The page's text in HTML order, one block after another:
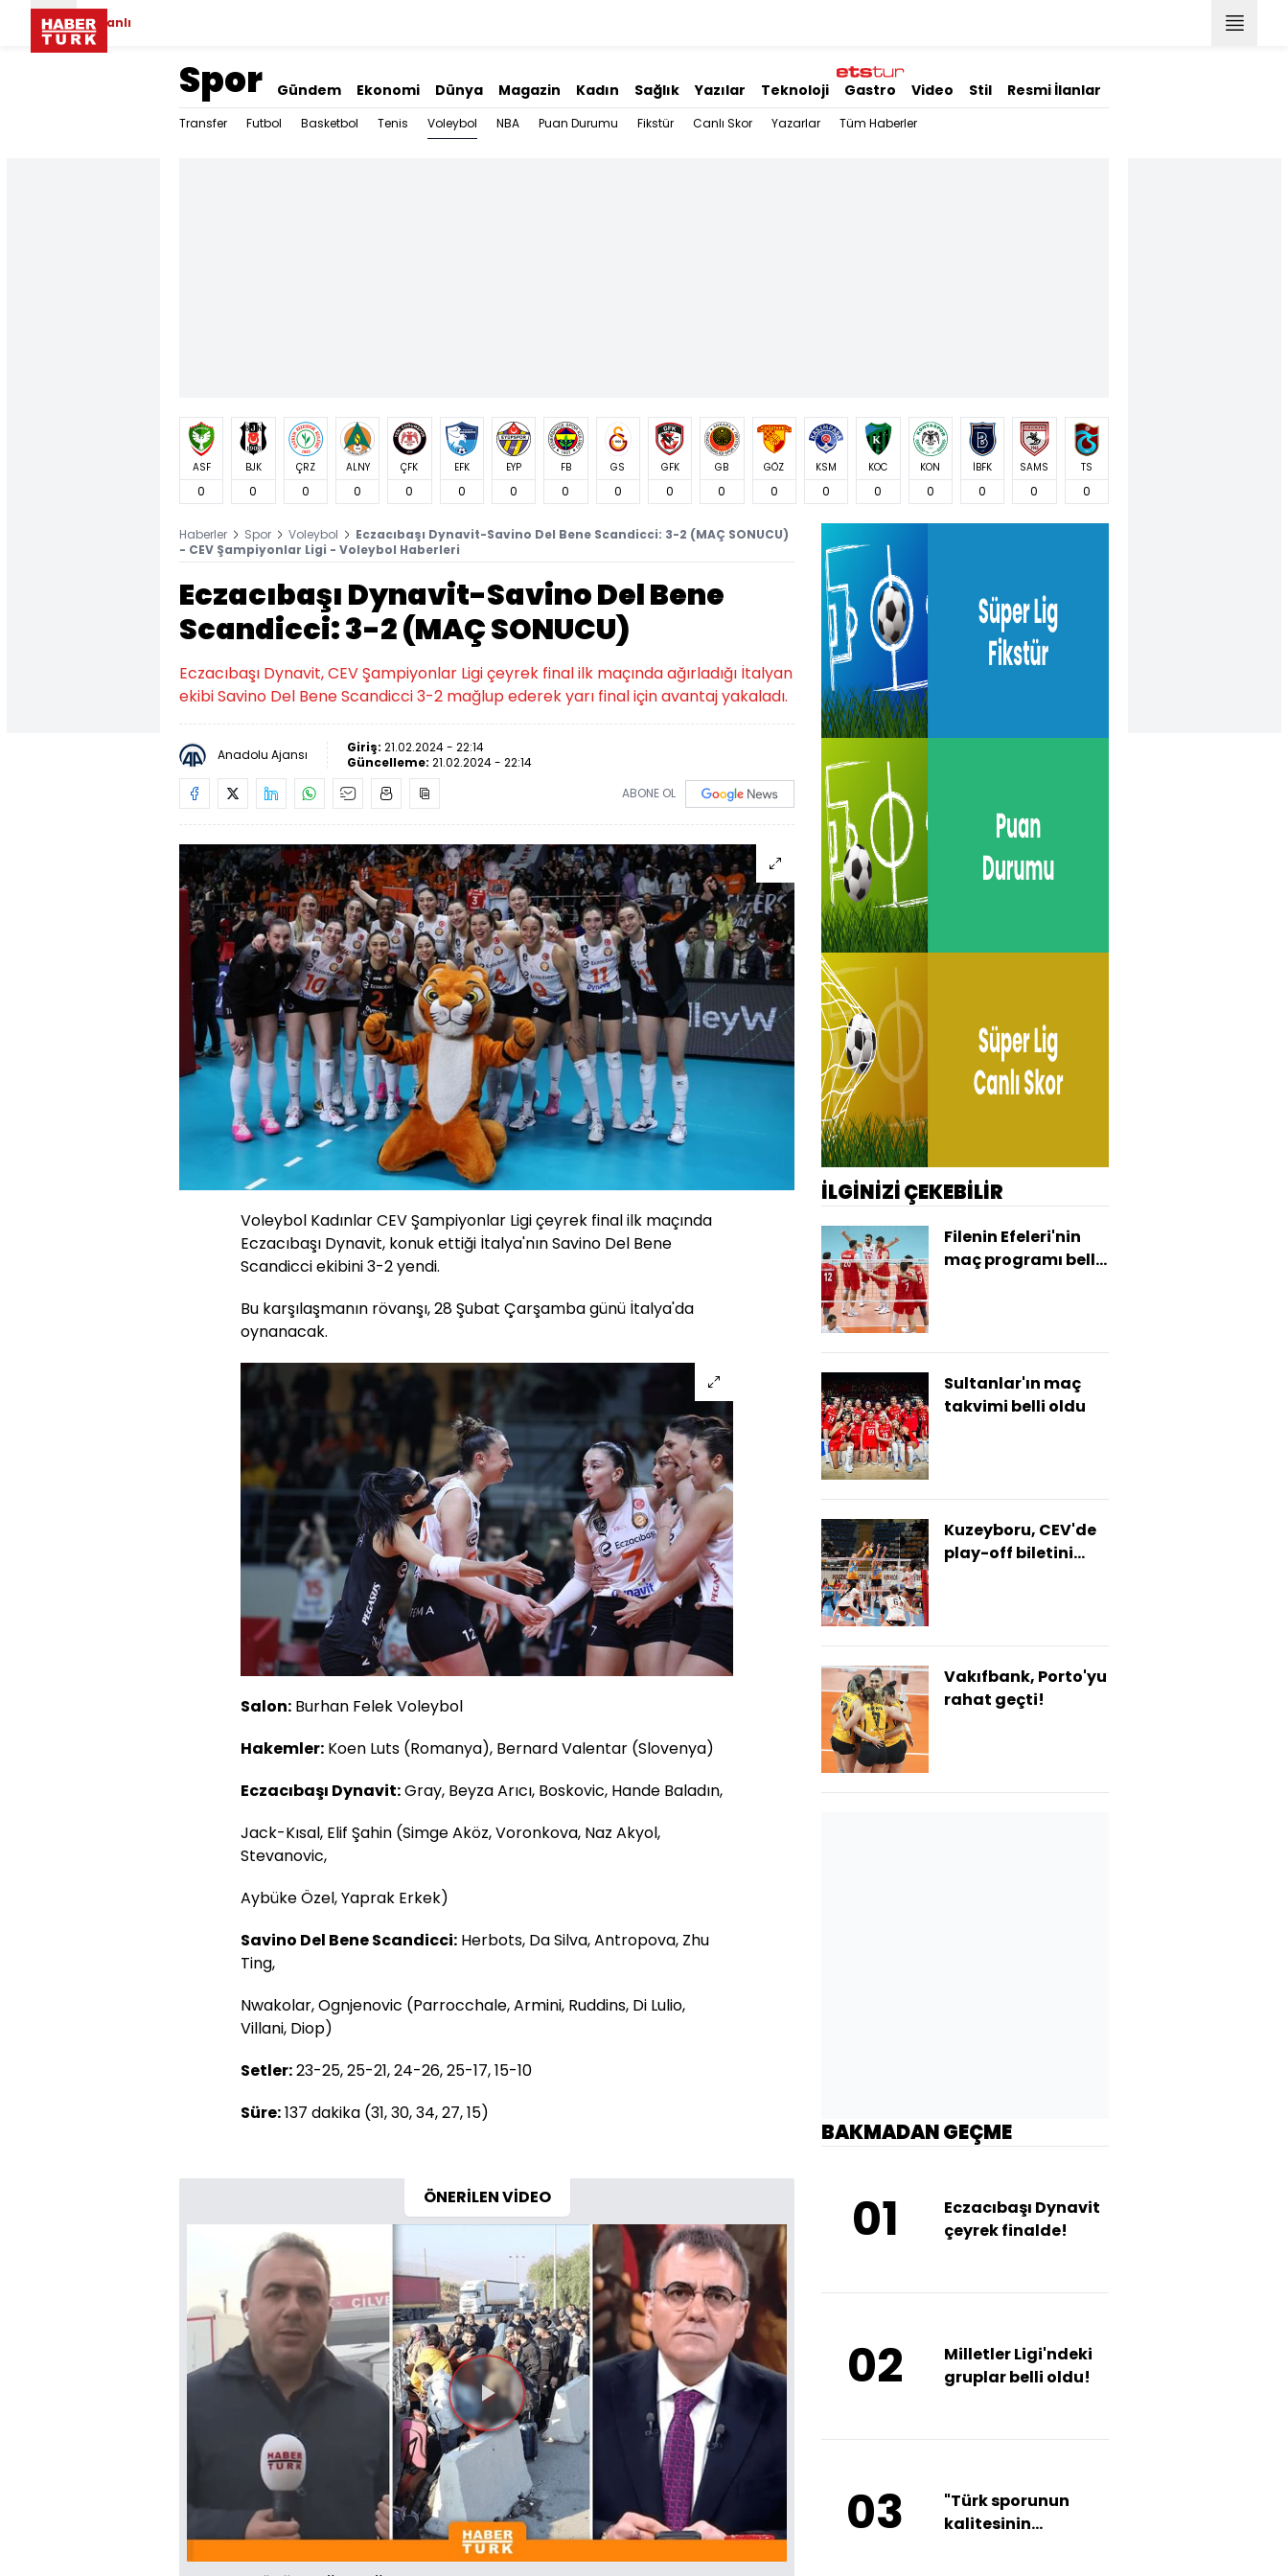
Canlı
Spor Gündem Ekonomi Dünya Magazin Kadın Sağlık Yazılar Teknoloji Gastro Video Stil Resmi İlanlar
Transfer Futbol Basketbol Tenis Voleybol NBA Puan Durumu Fikstür Canlı Skor Yazarlar Tüm Haberler
ASF
0
BJK
0
ÇRZ
0
ALNY
0
ÇFK
0
EFK
0
EYP
0
FB
0
GS
0
GFK
0
GB
0
GÖZ
0
KSM
0
KOC
0
KON
0
İBFK
0
SAMS
0
TS
0
Haberler Spor Voleybol
Eczacıbaşı Dynavit-Savino Del Bene Scandicci: 3-2 (MAÇ SONUCU)
- CEV Şampiyonlar Ligi - Voleybol Haberleri
Eczacıbaşı Dynavit-Savino Del Bene
Scandicci: 3-2 (MAÇ SONUCU)
Eczacıbaşı Dynavit, CEV Şampiyonlar Ligi çeyrek final ilk maçında ağırladığı İtalyan
ekibi Savino Del Bene Scandicci 3-2 mağlup ederek yarı final için avantaj yakaladı.
Anadolu Ajansı Giriş: 21.02.2024 - 22:14
Güncelleme: 21.02.2024 - 22:14
ABONE OL
Voleybol Kadınlar CEV Şampiyonlar Ligi çeyrek final ilk maçında
Eczacıbaşı Dynavit, konuk ettiği İtalya'nın Savino Del Bene
Scandicci ekibini 3-2 yendi.
Bu karşılaşmanın rövanşı, 28 Şubat Çarşamba günü İtalya'da
oynanacak.
Salon: Burhan Felek Voleybol
Hakemler: Koen Luts (Romanya), Bernard Valentar (Slovenya)
Eczacıbaşı Dynavit:Gray, Beyza Arıcı, Boskovic, Hande Baladın,
Jack-Kısal, Elif Şahin (Simge Aköz, Voronkova, Naz Akyol,
Stevanovic,
Aybüke Özel, Yaprak Erkek)
Savino Del Bene Scandicci: Herbots, Da Silva, Antropova, Zhu
Ting,
Nwakolar, Ognjenovic (Parrocchale, Armini, Ruddins, Di Lulio,
Villani, Diop)
Setler:23-25, 25-21, 24-26, 25-17, 15-10
Süre:137 dakika (31, 30, 34, 27, 15)
ÖNERİLEN VİDEO
Videoyu
Oynat
İLGİNİZİ ÇEKEBİLİR
Filenin Efeleri'nin
maç programı belli
Sultanlar'ın maç
takvimi belli oldu
Kuzeyboru, CEV'de
play-off biletini
Vakıfbank, Porto'yu
rahat geçti!
BAKMADAN GEÇME
01
Eczacıbaşı Dynavit
çeyrek finalde!
02
Milletler Ligi'ndeki
gruplar belli oldu!
03
"Türk sporunun
kalitesinin